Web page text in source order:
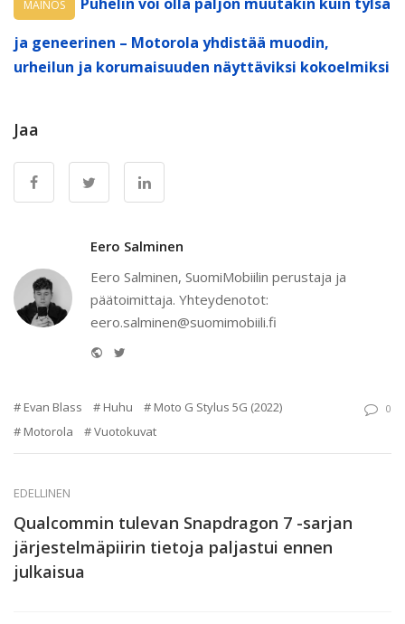
MAINOS
ja geneerinen – Motorola yhdistää muodin,
urheilun ja korumaisuuden näyttäviksi kokoelmiksi
Jaa
Eero Salminen
Eero Salminen, SuomiMobiilin perustaja ja
päätoimittaja. Yhteydenotot:
eero.salminen@suomimobiili.fi
Website
Evan Blass Huhu
Moto G Stylus 5G (2022)
Motorola
Vuotokuvat
0
EDELLINEN
Qualcommin tulevan Snapdragon 7 -sarjan
järjestelmäpiirin tietoja paljastui ennen
julkaisua